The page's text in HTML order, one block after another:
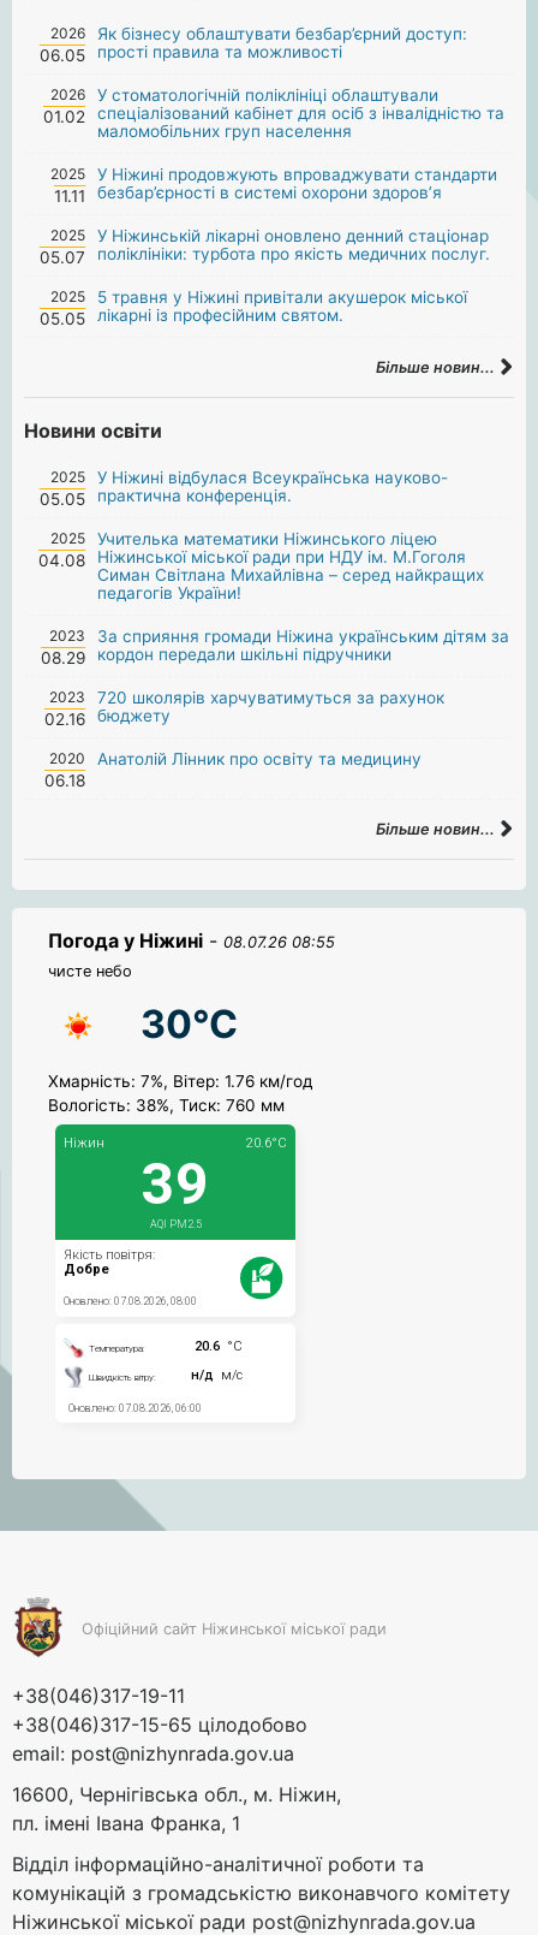
2026
06.05
Як бізнесу облаштувати безбар’єрний доступ:
прості правила та можливості
2026
01.02
У стоматологічній поліклініці облаштували
спеціалізований кабінет для осіб з інвалідністю та
маломобільних груп населення
2025
11.11
У Ніжині продовжують впроваджувати стандарти
безбар’єрності в системі охорони здоров’я
2025
05.07
У Ніжинській лікарні оновлено денний стаціонар
поліклініки: турбота про якість медичних послуг.
2025
05.05
5 травня у Ніжині привітали акушерок міської
лікарні із професійним святом.
Більше новин...
Новини освіти
2025
05.05
У Ніжині відбулася Всеукраїнська науково-
практична конференція.
2025
04.08
Учителька математики Ніжинського ліцею
Ніжинської міської ради при НДУ ім. М.Гоголя
Симан Світлана Михайлівна – серед найкращих
педагогів України!
2023
08.29
За сприяння громади Ніжина українським дітям за
кордон передали шкільні підручники
2023
02.16
720 школярів харчуватимуться за рахунок
бюджету
2020
06.18
Анатолій Лінник про освіту та медицину
Більше новин...
Погода у Ніжині - 08.07.26 08:55
чисте небо
30°C
Хмарність: 7%, Вітер: 1.76 км/год
Вологість: 38%, Тиск: 760 мм
Офіційний сайт Ніжинської міської ради
+38(046)317-19-11
+38(046)317-15-65 цілодобово
email: post@nizhynrada.gov.ua
16600, Чернігівська обл., м. Ніжин,
пл. імені Івана Франка, 1
Відділ інформаційно-аналітичної роботи та
комунікацій з громадськістю виконавчого комітету
Ніжинської міської ради post@nizhynrada.gov.ua